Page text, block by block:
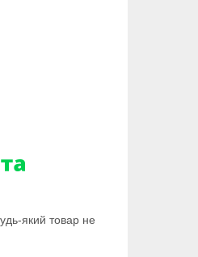
який товар не